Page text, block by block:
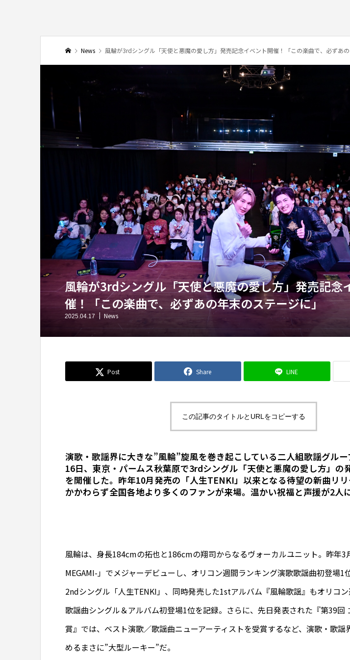
News 風輪が3rdシングル「天使と悪魔の愛し方」発売記念イベント開催！「この楽曲で、必ずあの
風輪が3rdシングル「天使と悪魔の愛し方」発売記念
催！「この楽曲で、必ずあの年末のステージに」
2025.04.17 News
Post Share LINE
この記事のタイトルとURLをコピーする
演歌・歌謡界に大きな”風輪”旋風を巻き起こしている二人組歌謡グル
16日、東京・パームス秋葉原で3rdシングル「天使と悪魔の愛し方」の
を開催した。昨年10月発売の「人生TENKI」以来となる待望の新曲リ
かかわらず全国各地より多くのファンが来場。温かい祝福と声援が2人
風輪は、身長184cmの拓也と186cmの翔司からなるヴォーカルユニット。昨年3
MEGAMI-」でメジャーデビューし、オリコン週間ランキング演歌歌謡曲初登場1
2ndシングル「人生TENKI」、同時発売した1stアルバム『風輪歌謡』もオリコ
歌謡曲シングル＆アルバム初登場1位を記録。さらに、先日発表された『第39回
賞』では、ベスト演歌／歌謡曲ニューアーティストを受賞するなど、演歌・歌謡
めるまさに”大型ルーキー”だ。